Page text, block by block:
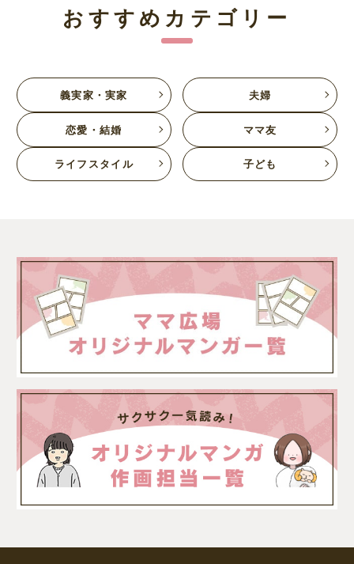
おすすめカテゴリー
義実家・実家 夫婦
恋愛・結婚 ママ友
ライフスタイル 子ども